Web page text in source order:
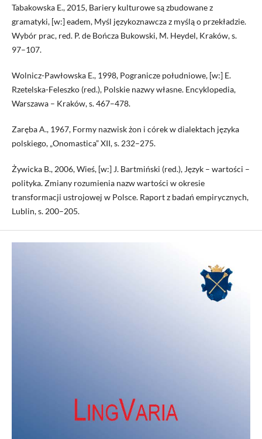
Tabakowska E., 2015, Bariery kulturowe są zbudowane z
gramatyki, [w:] eadem, Myśl językoznawcza z myślą o przekładzie.
Wybór prac, red. P. de Bończa Bukowski, M. Heydel, Kraków, s.
97–107.
Wolnicz-Pawłowska E., 1998, Pogranicze południowe, [w:] E.
Rzetelska-Feleszko (red.), Polskie nazwy własne. Encyklopedia,
Warszawa – Kraków, s. 467–478.
Zaręba A., 1967, Formy nazwisk żon i córek w dialektach języka
polskiego, „Onomastica” XII, s. 232–275.
Żywicka B., 2006, Wieś, [w:] J. Bartmiński (red.), Język – wartości –
polityka. Zmiany rozumienia nazw wartości w okresie
transformacji ustrojowej w Polsce. Raport z badań empirycznych,
Lublin, s. 200–205.